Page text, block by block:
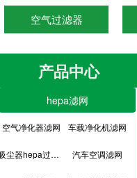
空气过滤器
光触媒滤网
产品中心
hepa滤网
空气净化器滤网 车载净化机滤网
尘器hepa过滤网 汽车空调滤网